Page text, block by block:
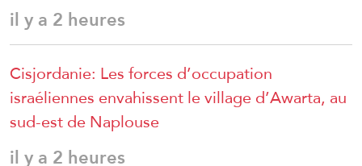
il y a 2 heures
Cisjordanie: Les forces d’occupation
israéliennes envahissent le village d’Awarta, au
sud-est de Naplouse
il y a 2 heures